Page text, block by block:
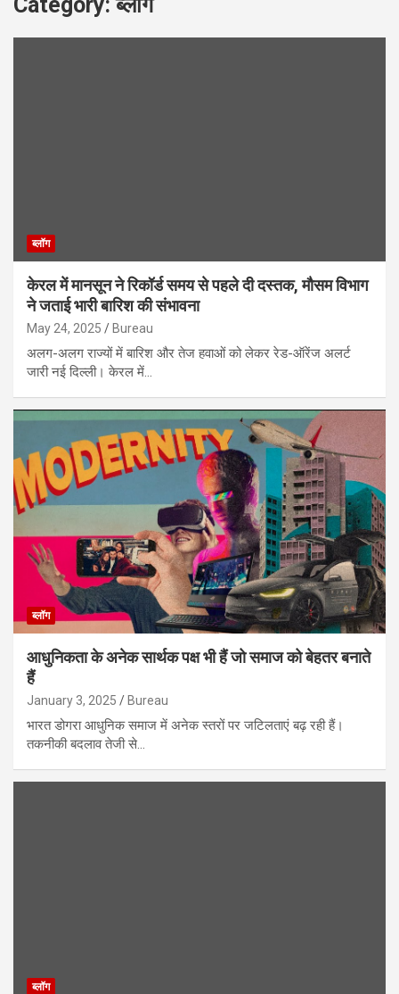
ब्लॉग
केरल में मानसून ने रिकॉर्ड समय से पहले दी दस्तक, मौसम विभाग
ने जताई भारी बारिश की संभावना
May 24, 2025 Bureau
अलग-अलग राज्यों में बारिश और तेज हवाओं को लेकर रेड-ऑरेंज अलर्ट
जारी नई दिल्ली। केरल में…
ब्लॉग
आधुनिकता के अनेक सार्थक पक्ष भी हैं जो समाज को बेहतर बनाते
हैं
January 3, 2025 Bureau
भारत डोगरा आधुनिक समाज में अनेक स्तरों पर जटिलताएं बढ़ रही हैं।
तकनीकी बदलाव तेजी से…
ब्लॉग